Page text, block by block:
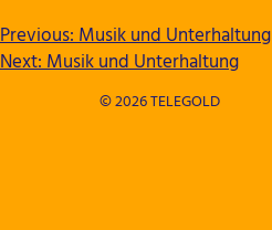
Previous:Musik und Unterhaltung
Next:Musik und Unterhaltung
© 2026 TELEGOLD